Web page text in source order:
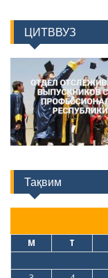
ЦИТВВУЗ
Тақвим
M T